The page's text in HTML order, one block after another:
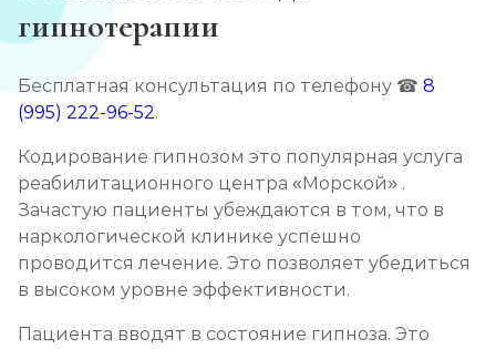
от 3 500 ₽
Кодирование препаратом Тетлонг 250
от 4 500 ₽
Кодирование Колме
от 5 000 ₽ Записаться
Кодирование с провокацией
гипнотерапии
Бесплатная консультация по телефону ☎ 8
(995) 222-96-52.
Кодирование гипнозом это популярная услуга
реабилитационного центра «Морской» .
Зачастую пациенты убеждаются в том, что в
наркологической клинике успешно
проводится лечение. Это позволяет убедиться
в высоком уровне эффективности.
Пациента вводят в состояние гипноза. Это